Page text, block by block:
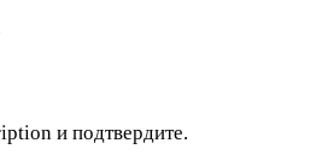
и подтвердите.